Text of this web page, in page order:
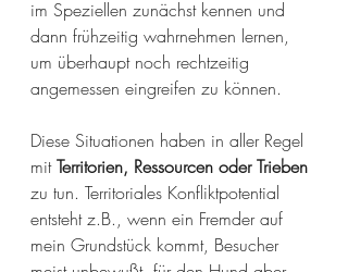
im Speziellen zunächst kennen und
dann frühzeitig wahrnehmen lernen,
um überhaupt noch rechtzeitig
angemessen eingreifen zu können.
Diese Situationen haben in aller Regel
mit Territorien, Ressourcen oder Trieben
zu tun. Territoriales Konfliktpotential
entsteht z.B., wenn ein Fremder auf
mein Grundstück kommt, Besucher